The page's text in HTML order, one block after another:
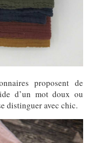
proposent de
d’un mot doux ou
distinguer avec chic.